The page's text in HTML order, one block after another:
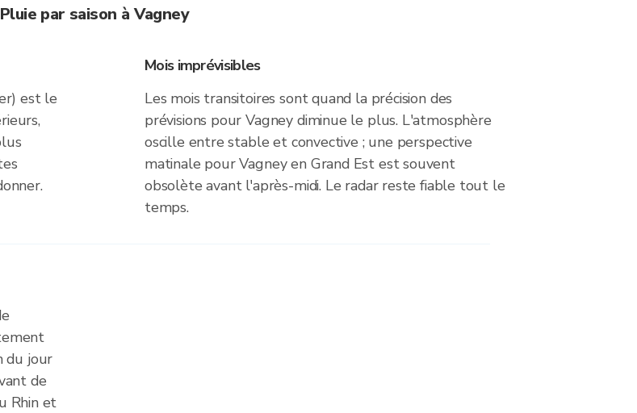
Pluie par saison à Vagney
est le
Mois imprévisibles
Les mois transitoires sont quand la précision des
prévisions pour Vagney diminue le plus. L'atmosphère
oscille entre stable et convective ; une perspective
matinale pour Vagney en Grand Est est souvent
obsolète avant l'après-midi. Le radar reste fiable tout le
temps.
du jour
de
Rhin et